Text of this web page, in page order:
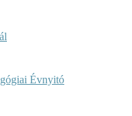
Évnyitó